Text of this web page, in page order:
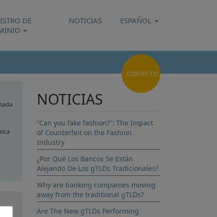
DE
NOTICIAS ESPAÑOL
CONTACTO
NOTICIAS
“Can you fake fashion?”: The Impact
of Counterfeit on the Fashion
Industry
¿Por Qué Los Bancos Se Están
Alejando De Los gTLDs Tradicionales?
Why are banking companies moving
away from the traditional gTLDs?
Are The New gTLDs Performing